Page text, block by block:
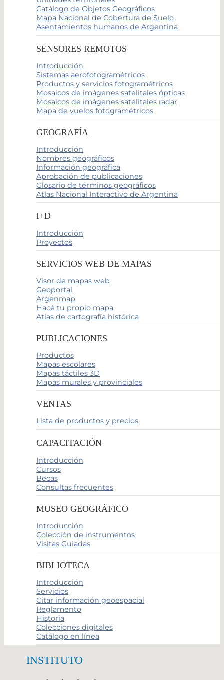
Catálogo de Objetos Geográficos
Mapa Nacional de Cobertura de Suelo
Asentamientos humanos de Argentina
SENSORES REMOTOS
Introducción
Sistemas aerofotogramétricos
Productos y servicios fotogramétricos
Mosaicos de imágenes satelitales ópticas
Mosaicos de imágenes satelitales radar
Mapa de vuelos fotogramétricos
GEOGRAFÍA
Introducción
Nombres geográficos
Información geográfica
Aprobación de publicaciones
Glosario de términos geográficos
Atlas Nacional Interactivo de Argentina
I+D
Introducción
Proyectos
SERVICIOS WEB DE MAPAS
Visor de mapas web
Geoportal
Argenmap
Hacé tu propio mapa
Atlas de cartografía histórica
PUBLICACIONES
Productos
Mapas escolares
Mapas táctiles 3D
Mapas murales y provinciales
VENTAS
Lista de productos y precios
CAPACITACIÓN
Introducción
Cursos
Becas
Consultas frecuentes
MUSEO GEOGRÁFICO
Introducción
Colección de instrumentos
Visitas Guiadas
BIBLIOTECA
Introducción
Servicios
Citar información geoespacial
Reglamento
Historia
Colecciones digitales
Catálogo en línea
INSTITUTO